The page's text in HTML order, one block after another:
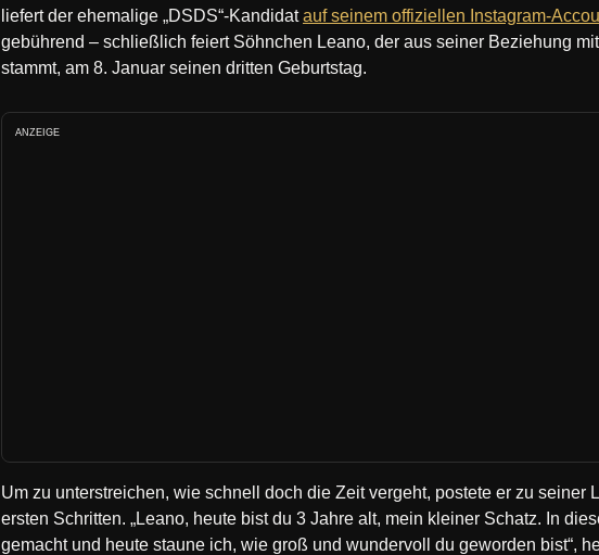
liefert der ehemalige „DSDS“-Kandidatauf seinem offiziellen Instagram-
gebührend – schließlich feiert Söhnchen Leano, der aus seiner Beziehung
stammt, am 8. Januar seinen dritten Geburtstag.
ANZEIGE
Um zu unterstreichen, wie schnell doch die Zeit vergeht, postete er zu seiner
ersten Schritten. „Leano, heute bist du 3 Jahre alt, mein kleiner Schatz. In
gemacht und heute staune ich, wie groß und wundervoll du geworden bist“,